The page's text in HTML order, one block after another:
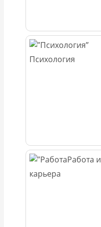
Психология
Работа и
карьера